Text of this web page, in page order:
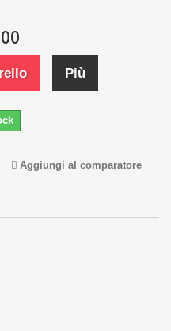
Più
Aggiungi al comparatore